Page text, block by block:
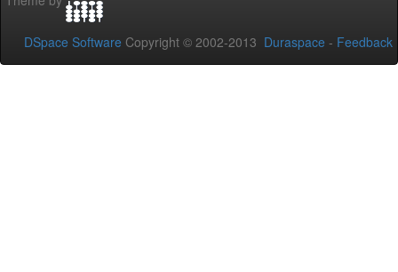
DSpace Software Copyright © 2002-2013 Duraspace - Feedback